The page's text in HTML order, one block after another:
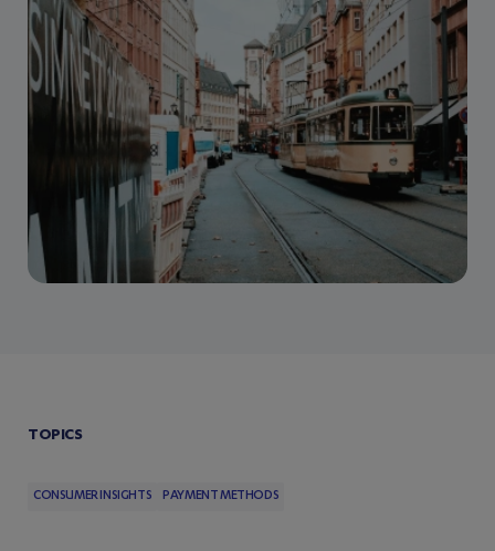
TOPICS
CONSUMER INSIGHTS PAYMENT METHODS